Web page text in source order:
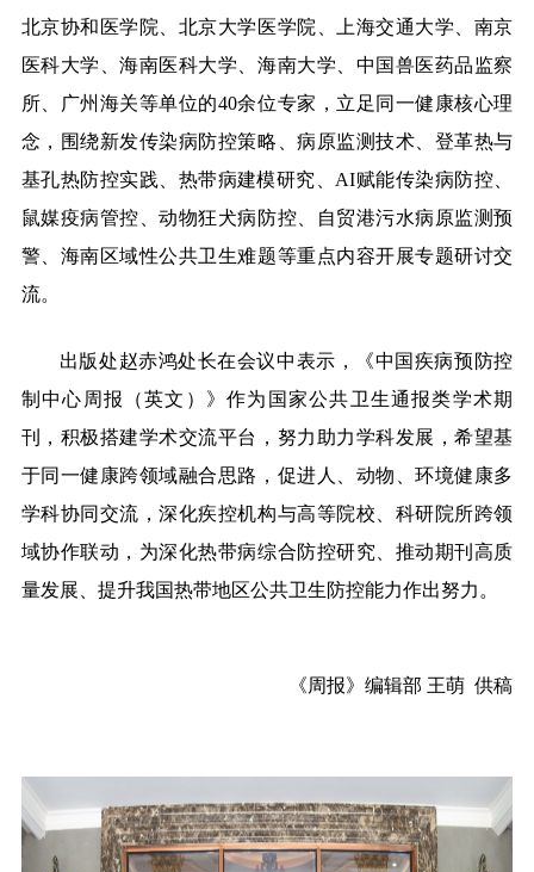
北京协和医学院、北京大学医学院、上海交通大学、南京
医科大学、海南医科大学、海南大学、中国兽医药品监察
所、广州海关等单位的40余位专家，立足同一健康核心理
念，围绕新发传染病防控策略、病原监测技术、登革热与
基孔热防控实践、热带病建模研究、AI赋能传染病防控、
鼠媒疫病管控、动物狂犬病防控、自贸港污水病原监测预
警、海南区域性公共卫生难题等重点内容开展专题研讨交
流。
出版处赵赤鸿处长在会议中表示，
《中国疾病预防控
制中心周报（英文）》作为国家公共卫生通报类学术期
刊，积极搭建学术交流平台，努力助力学科发展，希望基
于同一健康跨领域融合思路，促进人、动物、环境健康多
学科协同交流，深化疾控机构与高等院校、科研院所跨领
域协作联动，为深化热带病综合防控研究、推动期刊高质
量发展、提升我国热带地区公共卫生防控能力作出努力。
《周报》编辑部 王萌 供稿